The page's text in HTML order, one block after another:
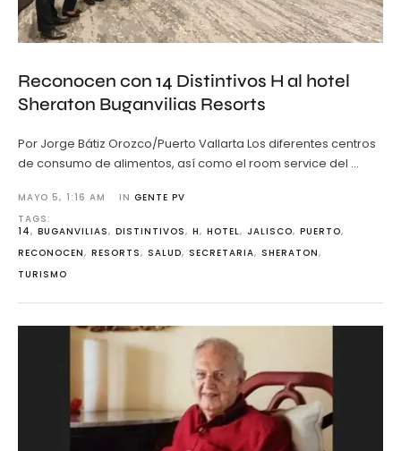
Reconocen con 14 Distintivos H al hotel
Sheraton Buganvilias Resorts
Por Jorge Bátiz Orozco/Puerto Vallarta Los diferentes centros
de consumo de alimentos, así como el room service del …
MAYO 5, 1:16 AM IN GENTE PV
TAGS:
14, BUGANVILIAS, DISTINTIVOS, H, HOTEL, JALISCO, PUERTO,
RECONOCEN, RESORTS, SALUD, SECRETARIA, SHERATON,
TURISMO